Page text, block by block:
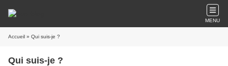
MENU
Accueil » Qui suis-je ?
Qui suis-je ?